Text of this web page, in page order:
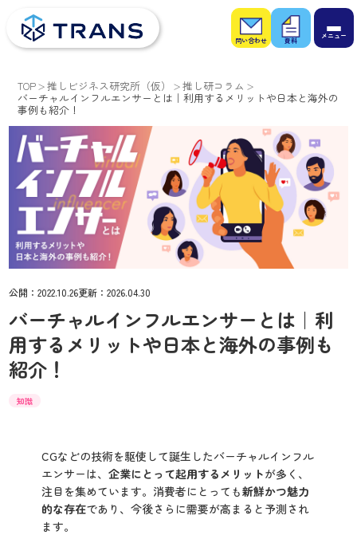
お問
い合
わせ
お役
立ち
資料
TOP 推しビジネス研究所（仮） 推し研コラム
バーチャルインフルエンサーとは｜利用するメリットや日本と海外の
事例も紹介！
公開：2022.10.26更新：2026.04.30
バーチャルインフルエンサーとは｜利
用するメリットや日本と海外の事例も
紹介！
知識
CGなどの技術を駆使して誕生したバーチャルインフル
エンサーは、 企業にとって起用するメリットが多く、
注目を集めています。消費者にとっても新鮮かつ魅力
的な存在であり、今後さらに需要が高まると予測され
ます。